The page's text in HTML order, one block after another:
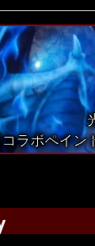
ラボペイン